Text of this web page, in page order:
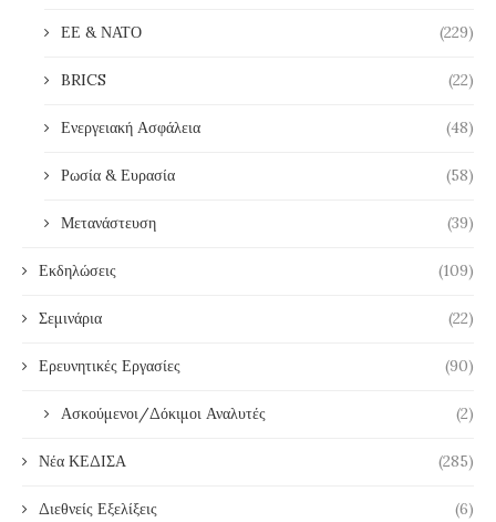
ΕΕ & ΝΑΤΟ (229)
BRICS (22)
Ενεργειακή Ασφάλεια (48)
Ρωσία & Ευρασία (58)
Μετανάστευση (39)
Εκδηλώσεις (109)
Σεμινάρια (22)
Ερευνητικές Εργασίες (90)
Ασκούμενοι/Δόκιμοι Αναλυτές (2)
Νέα ΚΕΔΙΣΑ (285)
Διεθνείς Εξελίξεις (6)